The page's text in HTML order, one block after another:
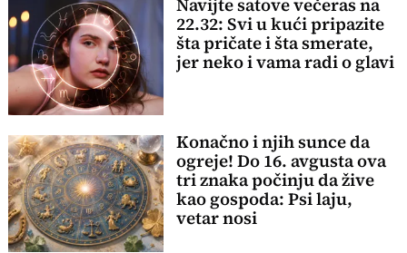
Navijte satove večeras na
22.32: Svi u kući pripazite
šta pričate i šta smerate,
jer neko i vama radi o glavi
Konačno i njih sunce da
ogreje! Do 16. avgusta ova
tri znaka počinju da žive
kao gospoda: Psi laju,
vetar nosi